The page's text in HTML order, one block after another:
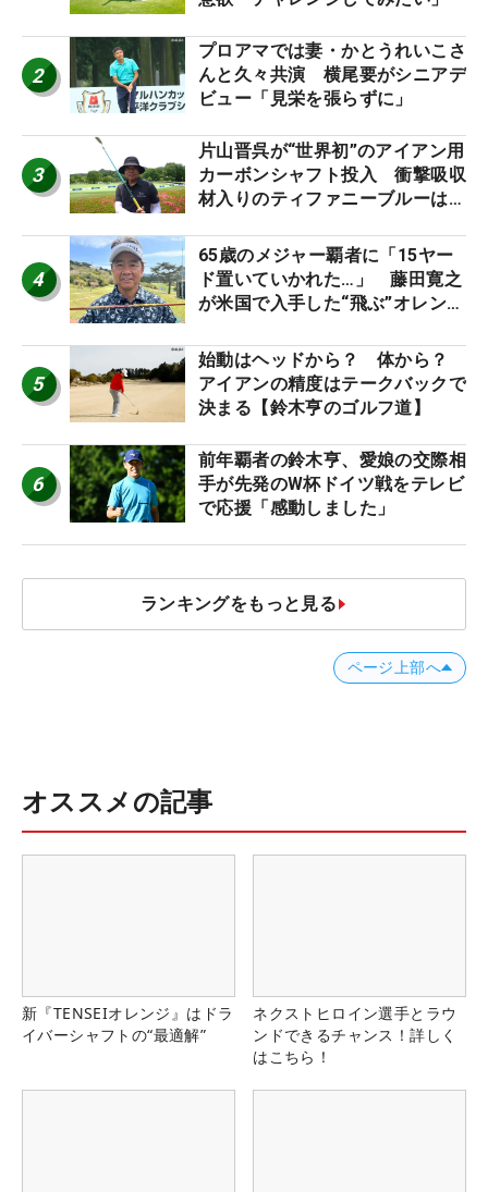
2
プロアマでは妻・かとうれいこさ
んと久々共演 横尾要がシニアデ
ビュー「見栄を張らずに」
3
片山晋呉が“世界初”のアイアン用
カーボンシャフト投入 衝撃吸収
材入りのティファニーブルーは
4
65歳のメジャー覇者に「15ヤー
ド置いていかれた…」 藤田寛之
が米国で入手した“飛ぶ”オレンジ
5
始動はヘッドから？ 体から？
アイアンの精度はテークバックで
決まる【鈴木亨のゴルフ道】
6
前年覇者の鈴木亨、愛娘の交際相
手が先発のW杯ドイツ戦をテレビ
で応援「感動しました」
ランキングをもっと見る
ページ上部へ
オススメの記事
新『TENSEIオレンジ』はドラ
イバーシャフトの“最適解”
ネクストヒロイン選手とラウ
ンドできるチャンス！詳しく
はこちら！